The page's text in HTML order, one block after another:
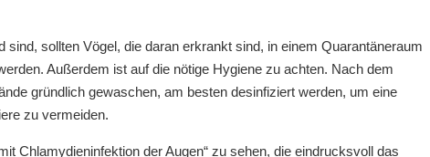
sind, sollten Vögel, die daran erkrankt sind, in einem Quarantäneraum
Außerdem ist auf die nötige Hygiene zu achten. Nach dem
gründlich gewaschen, am besten desinfiziert werden, um eine
zu vermeiden.
Chlamydieninfektion der Augen“ zu sehen, die eindrucksvoll das